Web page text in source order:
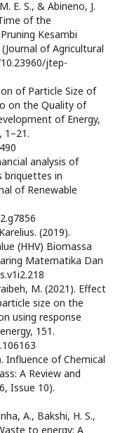
E. S., & Abineno, J.
of the
Kesambi
of Agricultural
jtep-
of Particle Size of
on the Quality of
of Energy,
1–21.
analysis of
briquettes in
of Renewable
(2019).
(HHV) Biomassa
Matematika Dan
M. (2021). Effect
size on the
using response
151.
Influence of Chemical
A Review and
Issue 10).
A., Bakshi, H. S.,
to energy: A